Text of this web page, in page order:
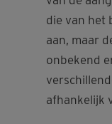
die van het
aan, maar
onbekend
afhankelijk